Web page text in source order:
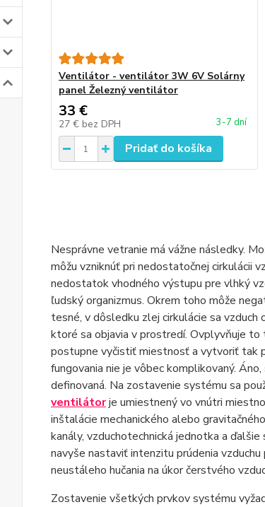
Ventilátor - ventilátor 3W 6V Solárny
panel Železný ventilátor
33 €
27 € bez DPH 3-7 dní
Pridať do košíka
Nesprávne vetranie má vážne následky.
môžu vzniknúť pri nedostatočnej cirkulácii
nedostatok vhodného výstupu pre vlhký
ľudský organizmus. Okrem toho môže
tesné, v dôsledku zlej cirkulácie sa
ktoré sa objavia v prostredí. Ovplyvňuje to
postupne vyčistiť miestnosť a vytvoriť tak
fungovania nie je vôbec komplikovaný.
definovaná. Na zostavenie systému sa
ventilátorje umiestnený vo vnútri
inštalácie mechanického alebo
kanály, vzduchotechnická jednotka a
navyše nastaviť intenzitu prúdenia
neustáleho hučania na úkor čerstvého
Zostavenie všetkých prvkov systému